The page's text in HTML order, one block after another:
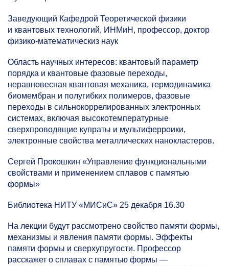
Заведующий Кафедрой Теоретической физики
и квантовых технологий, ИНМиН, профессор, доктор
физико-математическиз наук
Область научных интересов: квантовый параметр
порядка и квантовые фазовые переходы,
неравновесная квантовая механика, термодинамика
биомембран и полугибких полимеров, фазовые
переходы в сильнокоррелированных электронных
системах, включая высокотемпературные
сверхпроводящие купраты и мультиферроики,
электронные свойства металлических нанокластеров.
Сергей Прокошкин «Управление функциональными
свойствами и применением сплавов с памятью
формы»
Библиотека НИТУ «МИСиС» 25 декабря 16.30
На лекции будут рассмотрено свойство памяти формы,
механизмы и явления памяти формы. Эффекты
памяти формы и сверхупругости. Профессор
расскажет о сплавах с памятью формы —